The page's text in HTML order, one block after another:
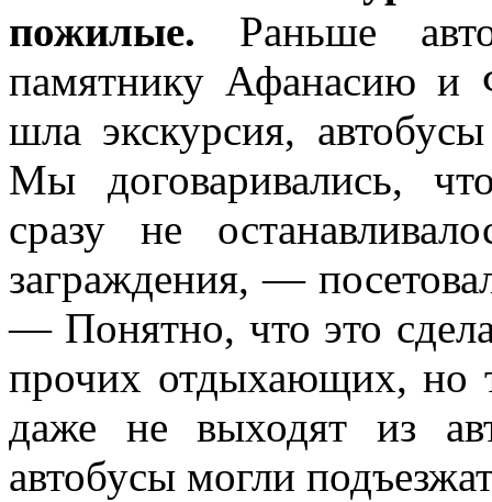
пожилые. Раньше
памятнику Афанасию и
шла экскурсия,
Мы договаривались,
сразу не
заграждения, —
— Понятно, что это
прочих отдыхающих, но
даже не выходят из
автобусы могли